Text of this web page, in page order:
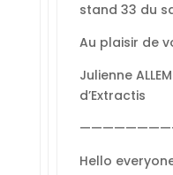
stand 33 du
Au plaisir de
Julienne
d’Extractis
Hello